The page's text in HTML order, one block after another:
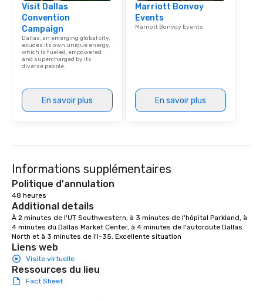
Visit Dallas
Convention
Campaign
Dallas, an emerging global city,
exudes its own unique energy,
which is fueled, empowered
and supercharged by its
diverse people.
En savoir plus
Marriott Bonvoy
Events
Marriott Bonvoy Events
En savoir plus
Informations supplémentaires
Politique d'annulation
48 heures
Additional details
À 2 minutes de l'UT Southwestern, à 3 minutes de l'hôpital Parkland, à
4 minutes du Dallas Market Center, à 4 minutes de l'autoroute Dallas
North et à 3 minutes de l'I-35. Excellente situation
Liens web
Visite virtuelle
Ressources du lieu
Fact Sheet